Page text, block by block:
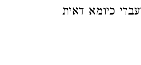
כיומא דאית